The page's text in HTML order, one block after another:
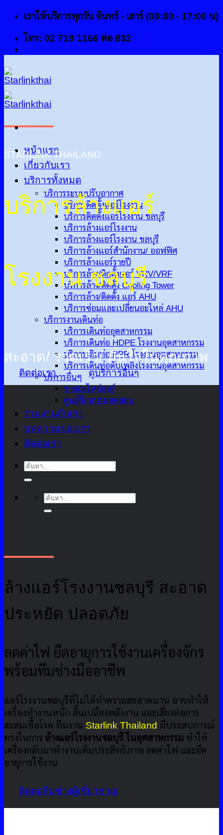
ข้าม
เนื้อหา
เราให้บริการทุกวัน จันทร์ - เสาร์ (08:00 - 17:00 น)
โทร: 02 719 1166 ต่อ 832
หน้าแรก
เกี่ยวกับเรา
บริการทั้งหมด
บริการระบบปรับอากาศ
บริการติดตั้งแอร์โรงงาน
บริการติดตั้งแอร์โรงงาน ชลบุรี
บริการล้างแอร์โรงงาน
บริการล้างแอร์โรงงาน ชลบุรี
บริการล้างแอร์สำนักงาน/ ออฟฟิศ
บริการล้างแอร์รายปี
บริการล้าง/ติดตั้งแอร์ VRV/VRF
บริการล้าง/ติดตั้ง Cooling Tower
บริการล้าง/ติดตั้ง แอร์ AHU
บริการซ่อมและเปลี่ยนอะไหล่ AHU
บริการงานเดินท่อ
บริการเดินท่ออุตสาหกรรม
บริการเดินท่อ HDPE โรงงานอุตสาหกรรม
บริการเดินท่อ PPR โรงงานอุตสาหกรรม
บริการเดินท่อดับเพลิงโรงงานอุตสาหกรรม
บริการอื่นๆ
ขายอะไหล่แอร์
ศูนย์ฝึกอบรมทดสอบ
ร่วมงานกับเรา
บทความของเรา
ติดต่อเรา
ค้นหา:
ค้นหา:
STARLINK THAILAND
บริการล้างแอร์
โรงงาน ชลบุรี
สะอาด/ รวดเร็ว/ มั่นใจในคุณภาพ
ติดต่อเรา ดูบริการอื่นๆ
ล้างแอร์โรงงานชลบุรี สะอาด
ประหยัด ปลอดภัย
ลดค่าไฟ ยืดอายุการใช้งานเครื่องจักร
พร้อมทีมช่างมืออาชีพ
แอร์โรงงานชลบุรีที่ไม่ได้ทำความสะอาดนาน อาจทำให้
เครื่องทำงานหนัก สิ้นเปลืองพลังงาน และเสี่ยงต่อการ
สะสมเชื้อโรค ทีมงาน Starlink Thailand มีประสบการณ์
ตรงในการ ล้างแอร์โรงงานชลบุรี ในอุตสาหกรรม ทำให้
เครื่องกลับมาทำงานเต็มประสิทธิภาพ ลดค่าไฟ และยืด
อายุการใช้งาน
ติดต่อทีมช่างผู้เชี่ยวชาญ